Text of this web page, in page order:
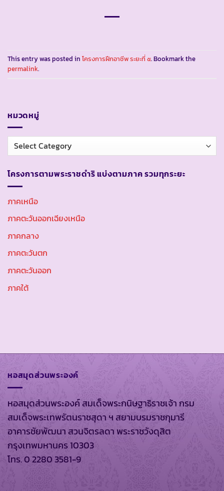
This entry was posted in โครงการฝึกอาชีพ ระยะที่ ๕. Bookmark the
permalink.
หมวดหมู่
หมวด
หมู่
โครงการตามพระราชดำริ แบ่งตามภาค รวมทุกระยะ
ภาคเหนือ
ภาคตะวันออกเฉียงเหนือ
ภาคกลาง
ภาคตะวันตก
ภาคตะวันออก
ภาคใต้
หอสมุดส่วนพระองค์
หอสมุดส่วนพระองค์ สมเด็จพระกนิษฐาธิราชเจ้า กรม
สมเด็จพระเทพรัตนราชสุดา ฯ สยามบรมราชกุมารี
อาคารชัยพัฒนา สวนจิตรลดา พระราชวังดุสิต
กรุงเทพมหานคร 10303
โทร. 0 2280 3581-9